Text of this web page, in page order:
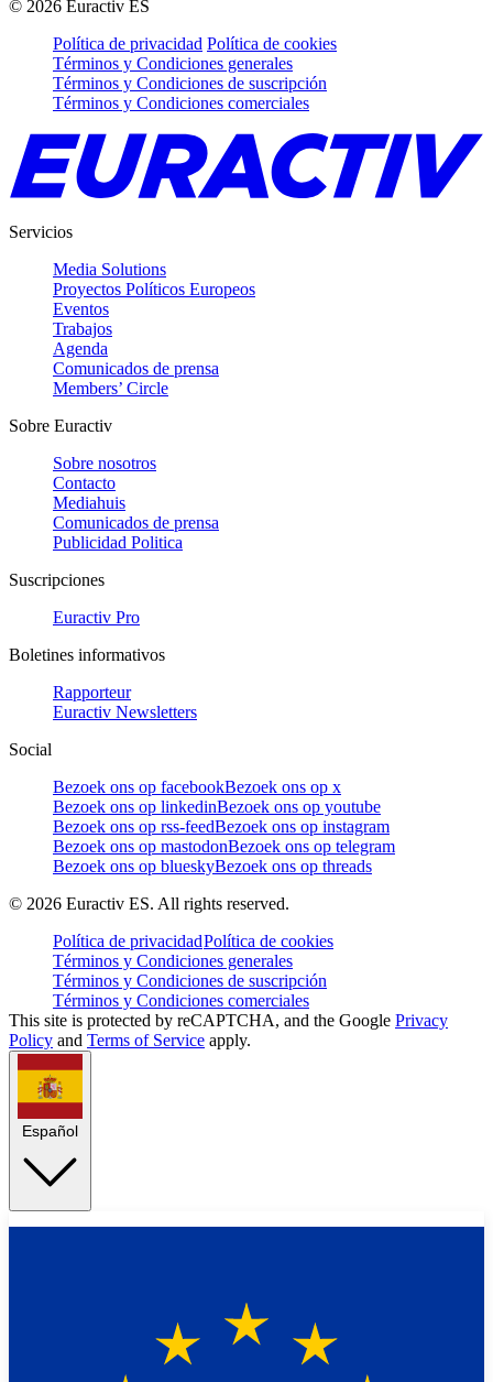
© 2026 Euractiv ES
Política de privacidad Política de cookies
Términos y Condiciones generales
Términos y Condiciones de suscripción
Términos y Condiciones comerciales
Servicios
Media Solutions
Proyectos Políticos Europeos
Eventos
Trabajos
Agenda
Comunicados de prensa
Members’ Circle
Sobre Euractiv
Sobre nosotros
Contacto
Mediahuis
Comunicados de prensa
Publicidad Politica
Suscripciones
Euractiv Pro
Boletines informativos
Rapporteur
Euractiv Newsletters
Social
Bezoek ons op facebookBezoek ons op x
Bezoek ons op linkedinBezoek ons op youtube
Bezoek ons op rss-feedBezoek ons op instagram
Bezoek ons op mastodonBezoek ons op telegram
Bezoek ons op blueskyBezoek ons op threads
© 2026 Euractiv ES. All rights reserved.
Política de privacidadPolítica de cookies
Términos y Condiciones generales
Términos y Condiciones de suscripción
Términos y Condiciones comerciales
This site is protected by reCAPTCHA, and the Google Privacy
Policy and Terms of Service apply.
Español